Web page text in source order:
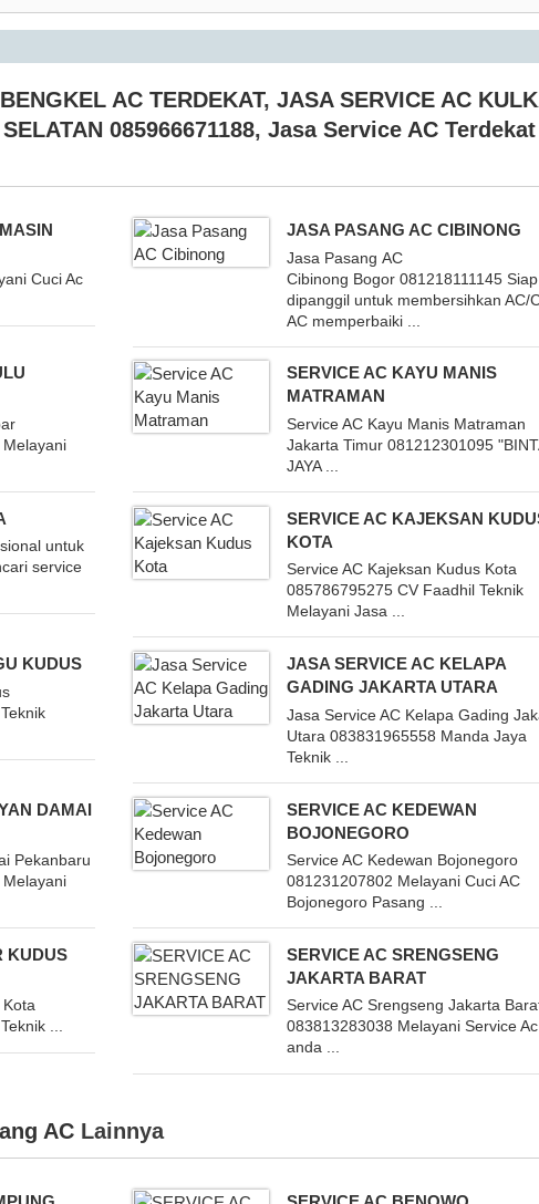
BENGKEL AC TERDEKAT, JASA SERVICE AC
085966671188, Jasa Service AC Terdekat
Cuci Ac
JASA PASANG AC CIBINONG
Jasa Pasang AC
Cibinong Bogor 081218111145 Siap
dipanggil untuk membersihkan AC/
AC memperbaiki ...
Melayani
SERVICE AC KAYU MANIS
MATRAMAN
Service AC Kayu Manis Matraman
Jakarta Timur 081212301095
JAYA ...
untuk
service
SERVICE AC KAJEKSAN
KOTA
Service AC Kajeksan Kudus Kota
085786795275 CV Faadhil Teknik
Melayani Jasa ...
KUDUS
JASA SERVICE AC KELAPA
GADING JAKARTA UTARA
Jasa Service AC Kelapa Gading
Utara 083831965558 Manda Jaya
Teknik ...
DAMAI
Pekanbaru
Melayani
SERVICE AC KEDEWAN
BOJONEGORO
Service AC Kedewan Bojonegoro
081231207802 Melayani Cuci AC
Bojonegoro Pasang ...
KUDUS
Kota
...
SERVICE AC SRENGSENG
JAKARTA BARAT
Service AC Srengseng Jakarta
083813283038 Melayani Service Ac
anda ...
AC Lainnya